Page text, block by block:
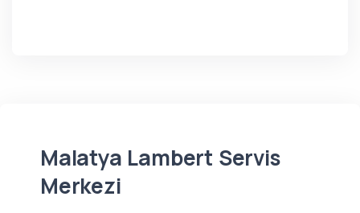
Malatya Lambert Servis
Merkezi